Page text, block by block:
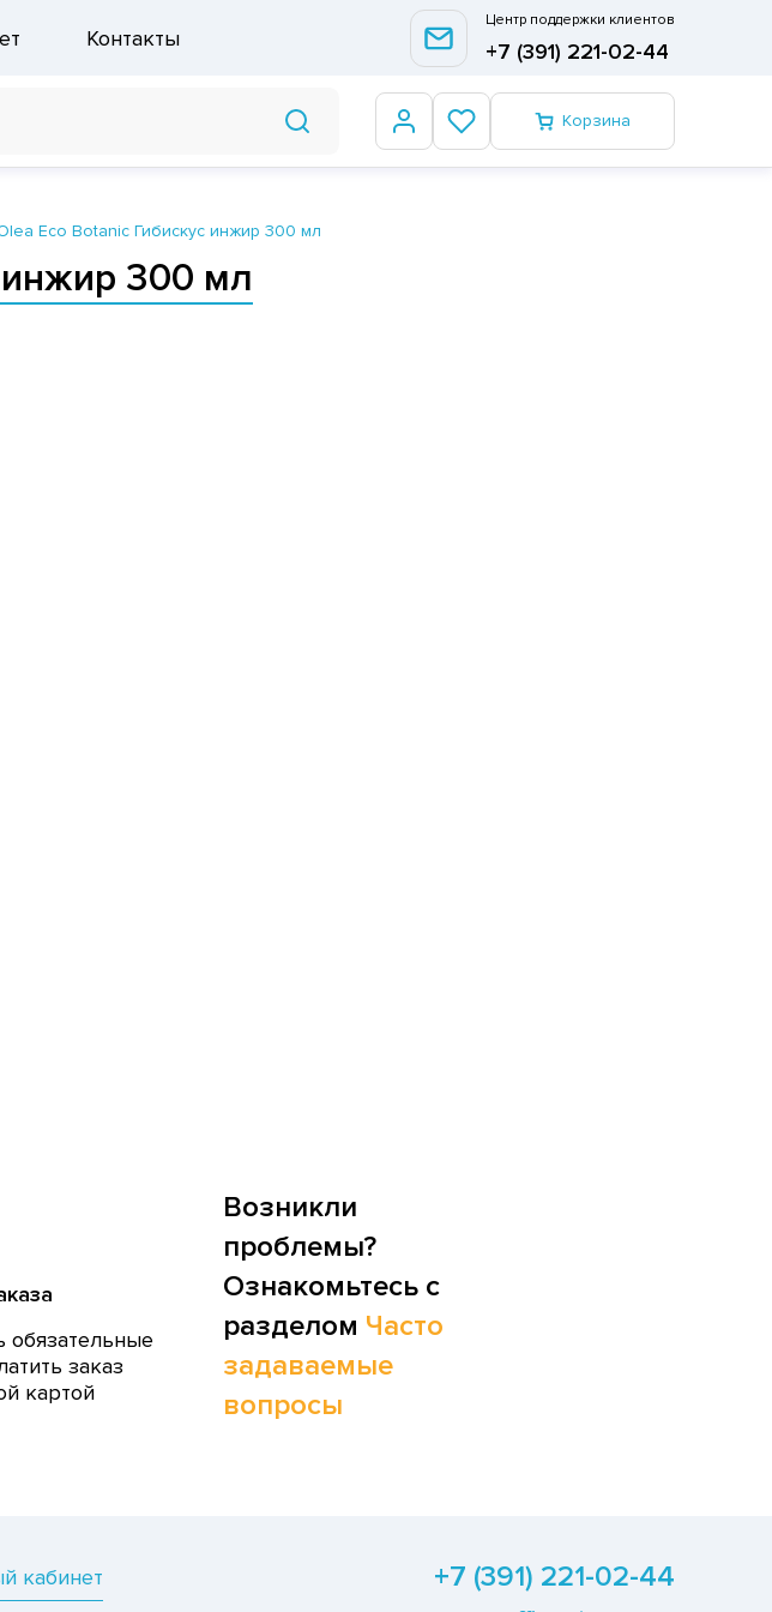
Контакты
Центр поддержки клиентов
+7 (391) 221-02-44
Корзина
Eco Botanic Гибискус инжир 300 мл
инжир 300 мл
обязательные
заказ
картой
Возникли
проблемы?
Ознакомьтесь с
разделом Часто
задаваемые
вопросы
кабинет +7 (391) 221-02-44